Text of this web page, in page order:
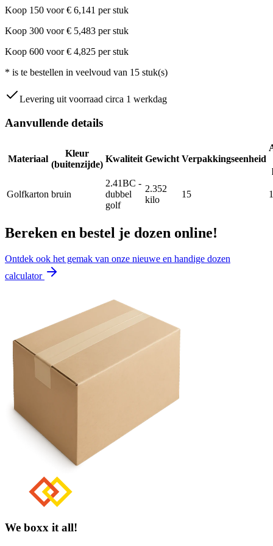
Koop 150 voor € 6,141 per stuk
Koop 300 voor € 5,483 per stuk
Koop 600 voor € 4,825 per stuk
* is te bestellen in veelvoud van 15 stuk(s)
Levering uit voorraad circa 1 werkdag
Aanvullende details
Materiaal
Kleur
(buitenzijde)
Kwaliteit Gewicht Verpakkingseenheid
Golfkarton bruin
2.41BC -
dubbel
golf
2.352
kilo
15
Bereken en bestel je dozen online!
Ontdek ook het gemak van onze nieuwe en handige dozen
calculator
We boxx it all!